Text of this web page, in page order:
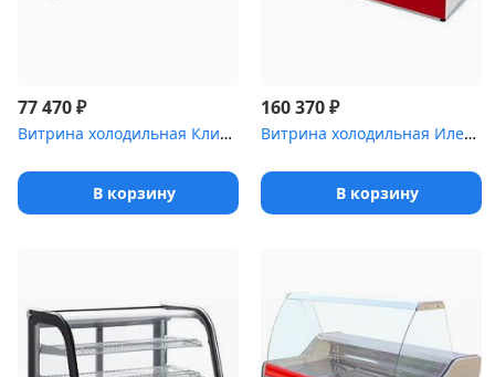
77 470₽
Витрина холодильная Клио ,8 суши кейс [ВХС-1]
В корзину
160 370₽
Витрина холодильная Илеть ,0 [ВХС-3 (динамика)]
В корзину